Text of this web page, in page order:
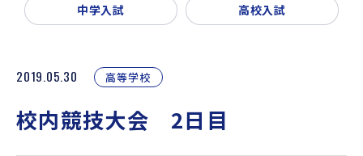
中学入試 高校入試
2019.05.30 高等学校
校内競技大会 2日目